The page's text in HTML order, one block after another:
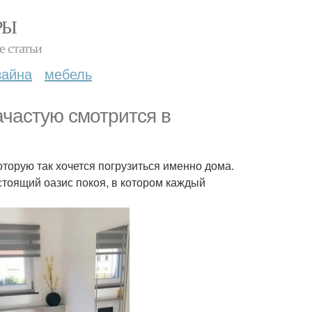
статьи
мебель
смотрится в
так хочется погрузиться именно дома.
оазис покоя, в котором каждый